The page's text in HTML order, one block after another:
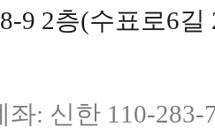
9 2층(수표로6
좌: 신한 110-